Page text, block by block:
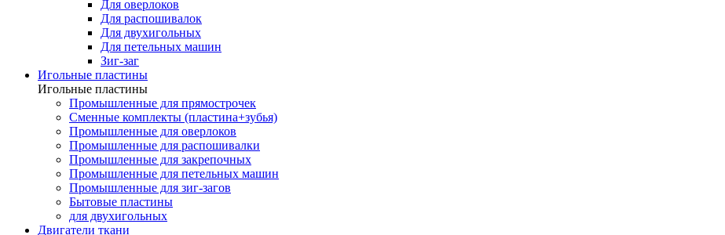
Для оверлоков
Для распошивалок
Для двухигольных
Для петельных машин
Зиг-заг
Игольные пластины
Игольные пластины
Промышленные для прямострочек
Сменные комплекты (пластина+зубья)
Промышленные для оверлоков
Промышленные для распошивалки
Промышленные для закрепочных
Промышленные для петельных машин
Промышленные для зиг-загов
Бытовые пластины
для двухигольных
Двигатели ткани